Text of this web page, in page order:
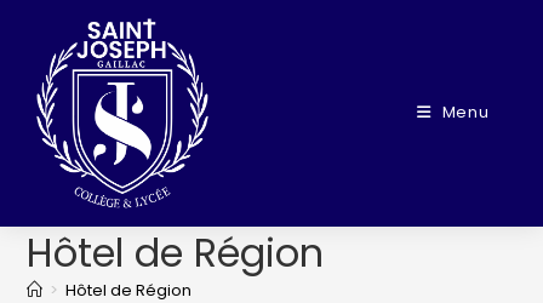
Menu
Hôtel de Région
> Hôtel de Région